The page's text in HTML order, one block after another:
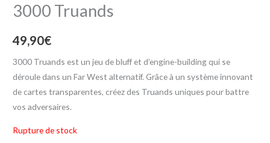
3000 Truands
49,90€
3000 Truands est un jeu de bluff et d’engine-building qui se
déroule dans un Far West alternatif. Grâce à un système innovant
de cartes transparentes, créez des Truands uniques pour battre
vos adversaires.
Rupture de stock